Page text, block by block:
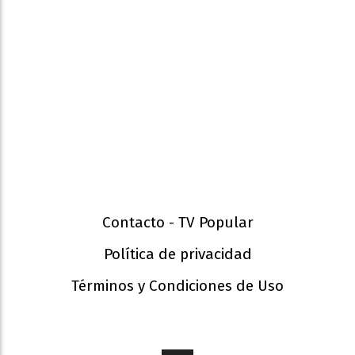
Contacto - TV Popular
Política de privacidad
Términos y Condiciones de Uso